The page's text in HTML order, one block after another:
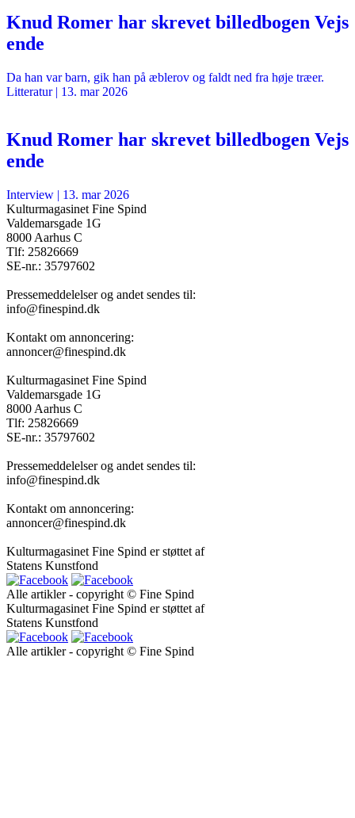
Knud Romer har skrevet billedbogen Vejs
ende
Da han var barn, gik han på æblerov og faldt ned fra høje træer.
Litteratur| 13. mar 2026
Knud Romer har skrevet billedbogen Vejs
ende
Interview | 13. mar 2026
Kulturmagasinet Fine Spind
Valdemarsgade 1G
8000 Aarhus C
Tlf: 25826669
SE-nr.: 35797602
Pressemeddelelser og andet sendes til:
info@finespind.dk
Kontakt om annoncering:
annoncer@finespind.dk
Kulturmagasinet Fine Spind
Valdemarsgade 1G
8000 Aarhus C
Tlf: 25826669
SE-nr.: 35797602
Pressemeddelelser og andet sendes til:
info@finespind.dk
Kontakt om annoncering:
annoncer@finespind.dk
Kulturmagasinet Fine Spind er støttet af
Statens Kunstfond
Alle artikler - copyright © Fine Spind
Kulturmagasinet Fine Spind er støttet af
Statens Kunstfond
Alle artikler - copyright © Fine Spind